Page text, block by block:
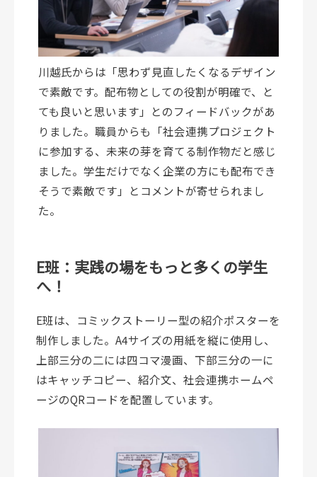
川越氏からは「思わず見直したくなるデザイン
で素敵です。配布物としての役割が明確で、と
ても良いと思います」とのフィードバックがあ
りました。職員からも「社会連携プロジェクト
に参加する、未来の芽を育てる制作物だと感じ
ました。学生だけでなく企業の方にも配布でき
そうで素敵です」とコメントが寄せられまし
た。
E班：実践の場をもっと多くの学生
へ！
E班は、コミックストーリー型の紹介ポスターを
制作しました。A4サイズの用紙を縦に使用し、
上部三分の二には四コマ漫画、下部三分の一に
はキャッチコピー、紹介文、社会連携ホームペ
ージのQRコードを配置しています。